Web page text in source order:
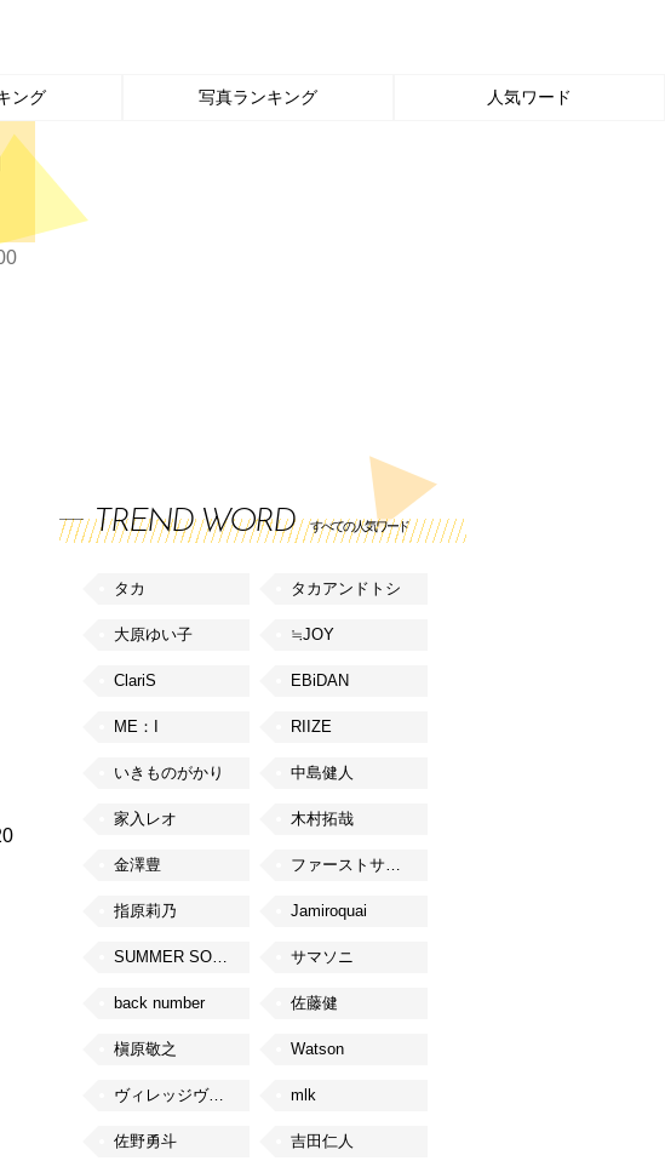
ング 写真ランキング 人気ワード
TREND WORD すべての人気ワード
タカ タカアンドトシ
大原ゆい子 ≒JOY
ClariS EBiDAN
ME：I RIIZE
いきものがかり 中島健人
家入レオ 木村拓哉
金澤豊 ファーストサマーウイカ
指原莉乃 Jamiroquai
SUMMER SONIC サマソニ
back number 佐藤健
槇原敬之 Watson
ヴィレッジヴァンガード mlk
佐野勇斗 吉田仁人